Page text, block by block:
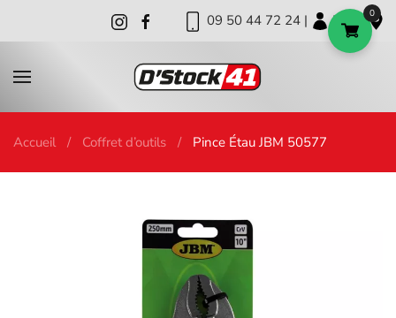
09 50 44 72 24 | | |
Accueil Coffret d’outils Pince Étau JBM 50577
0